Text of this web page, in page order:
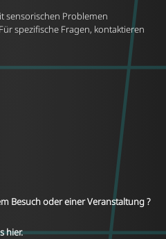
sensorischen Problemen
spezifische Fragen, kontaktieren
Besuch oder einer Veranstaltung ?
hier.